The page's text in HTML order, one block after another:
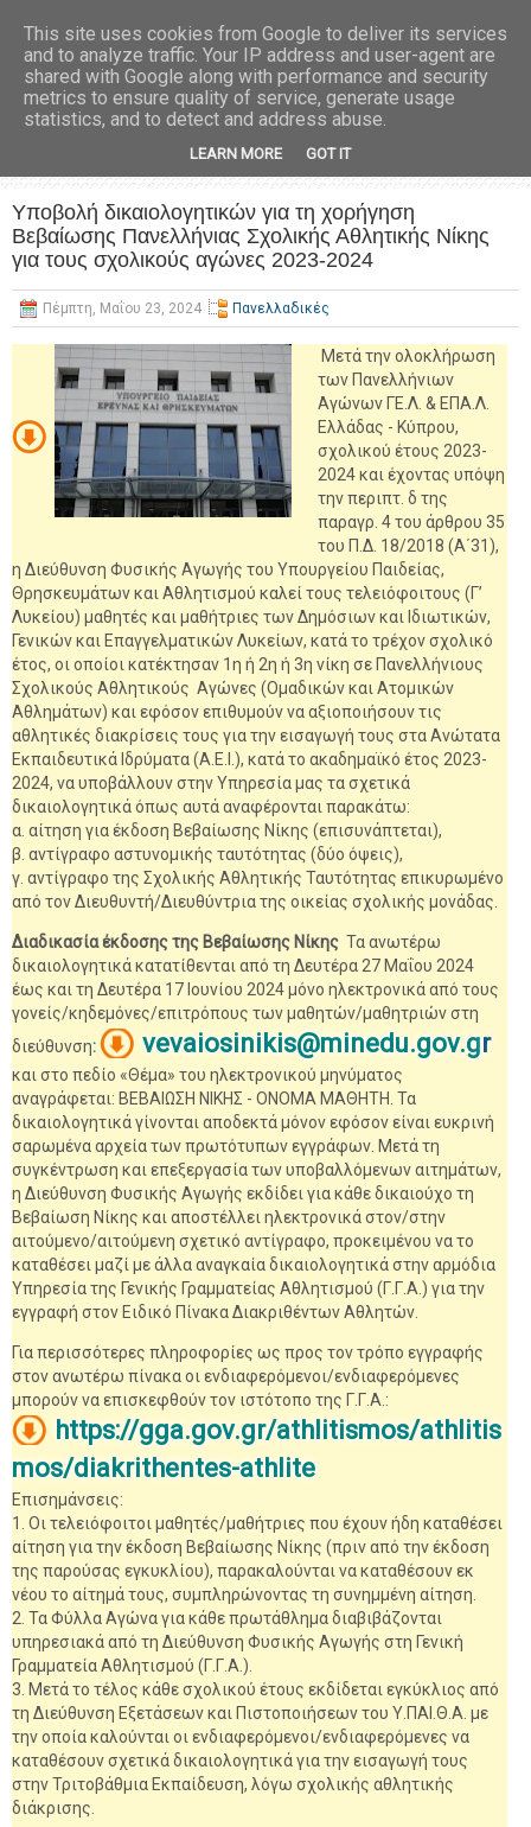
Υποβολή δικαιολογητικών για τη χορήγηση
Βεβαίωσης Πανελλήνιας Σχολικής Αθλητικής Νίκης
για τους σχολικούς αγώνες 2023-2024
Πέμπτη, Μαΐου 23, 2024 Πανελλαδικές
Μετά την ολοκλήρωση
των Πανελλήνιων
Αγώνων ΓΕ.Λ. & ΕΠΑ.Λ.
Ελλάδας - Κύπρου,
σχολικού έτους 2023-
2024 και έχοντας υπόψη
την περιπτ. δ της
παραγρ. 4 του άρθρου 35
του Π.Δ. 18/2018 (Α΄31),
η Διεύθυνση Φυσικής Αγωγής του Υπουργείου Παιδείας,
Θρησκευμάτων και Αθλητισμού καλεί τους τελειόφοιτους (Γ’
Λυκείου) μαθητές και μαθήτριες των Δημόσιων και Ιδιωτικών,
Γενικών και Επαγγελματικών Λυκείων, κατά το τρέχον σχολικό
έτος, οι οποίοι κατέκτησαν 1η ή 2η ή 3η νίκη σε Πανελλήνιους
Σχολικούς Αθλητικούς Αγώνες (Ομαδικών και Ατομικών
Αθλημάτων) και εφόσον επιθυμούν να αξιοποιήσουν τις
αθλητικές διακρίσεις τους για την εισαγωγή τους στα Ανώτατα
Εκπαιδευτικά Ιδρύματα (Α.Ε.Ι.), κατά το ακαδημαϊκό έτος 2023-
2024, να υποβάλλουν στην Υπηρεσία μας τα σχετικά
δικαιολογητικά όπως αυτά αναφέρονται παρακάτω:
α. αίτηση για έκδοση Βεβαίωσης Νίκης (επισυνάπτεται),
β. αντίγραφο αστυνομικής ταυτότητας (δύο όψεις),
γ. αντίγραφο της Σχολικής Αθλητικής Ταυτότητας επικυρωμένο
από τον Διευθυντή/Διευθύντρια της οικείας σχολικής μονάδας.
Διαδικασία έκδοσης της Βεβαίωσης Νίκης Τα ανωτέρω
δικαιολογητικά κατατίθενται από τη Δευτέρα 27 Μαΐου 2024
έως και τη Δευτέρα 17 Ιουνίου 2024 μόνο ηλεκτρονικά από τους
γονείς/κηδεμόνες/επιτρόπους των μαθητών/μαθητριών στη
διεύθυνση: vevaiosinikis@minedu.gov.gr
και στο πεδίο «Θέμα» του ηλεκτρονικού μηνύματος
αναγράφεται: ΒΕΒΑΙΩΣΗ ΝΙΚΗΣ - ΟΝΟΜΑ ΜΑΘΗΤΗ. Τα
δικαιολογητικά γίνονται αποδεκτά μόνον εφόσον είναι ευκρινή
σαρωμένα αρχεία των πρωτότυπων εγγράφων. Μετά τη
συγκέντρωση και επεξεργασία των υποβαλλόμενων αιτημάτων,
η Διεύθυνση Φυσικής Αγωγής εκδίδει για κάθε δικαιούχο τη
Βεβαίωση Νίκης και αποστέλλει ηλεκτρονικά στον/στην
αιτούμενο/αιτούμενη σχετικό αντίγραφο, προκειμένου να το
καταθέσει μαζί με άλλα αναγκαία δικαιολογητικά στην αρμόδια
Υπηρεσία της Γενικής Γραμματείας Αθλητισμού (Γ.Γ.Α.) για την
εγγραφή στον Ειδικό Πίνακα Διακριθέντων Αθλητών.
Για περισσότερες πληροφορίες ως προς τον τρόπο εγγραφής
στον ανωτέρω πίνακα οι ενδιαφερόμενοι/ενδιαφερόμενες
μπορούν να επισκεφθούν τον ιστότοπο της Γ.Γ.Α.:
https://gga.gov.gr/athlitismos/athlitis
mos/diakrithentes-athlite
Επισημάνσεις:
1. Οι τελειόφοιτοι μαθητές/μαθήτριες που έχουν ήδη καταθέσει
αίτηση για την έκδοση Βεβαίωσης Νίκης (πριν από την έκδοση
της παρούσας εγκυκλίου), παρακαλούνται να καταθέσουν εκ
νέου το αίτημά τους, συμπληρώνοντας τη συνημμένη αίτηση.
2. Τα Φύλλα Αγώνα για κάθε πρωτάθλημα διαβιβάζονται
υπηρεσιακά από τη Διεύθυνση Φυσικής Αγωγής στη Γενική
Γραμματεία Αθλητισμού (Γ.Γ.Α.).
3. Μετά το τέλος κάθε σχολικού έτους εκδίδεται εγκύκλιος από
τη Διεύθυνση Εξετάσεων και Πιστοποιήσεων του Υ.ΠΑΙ.Θ.Α. με
την οποία καλούνται οι ενδιαφερόμενοι/ενδιαφερόμενες να
καταθέσουν σχετικά δικαιολογητικά για την εισαγωγή τους
στην Τριτοβάθμια Εκπαίδευση, λόγω σχολικής αθλητικής
διάκρισης.
This site uses cookies from Google to deliver its services
and to analyze traffic. Your IP address and user-agent are
shared with Google along with performance and security
metrics to ensure quality of service, generate usage
statistics, and to detect and address abuse.
LEARN MORE GOT IT